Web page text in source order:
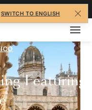
SWITCH TO ENGLISH
Featuring